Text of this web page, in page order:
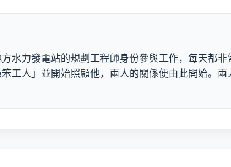
力發電站的規劃工程師身份參與工作，每天都非
工人」並開始照顧他，兩人的關係便由此開始。兩